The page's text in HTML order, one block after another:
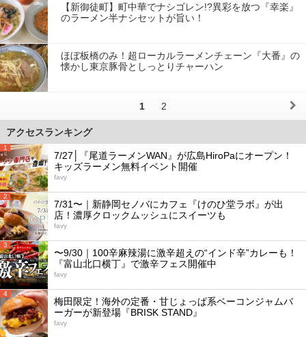
【新御徒町】町中華でナシゴレン!?異彩を放つ『幸楽』
のラーメン半ナシセットが旨い！
ほぼ板橋のみ！超ローカルラーメンチェーン『大番』の
懐かし東京豚骨としっとりチャーハン
1 2
アクセスランキング
1
7/27│『尾道ラーメンWAN』が広島HiroPaにオープン！
キッズラーメン無料イベント開催
favy
2
7/31〜｜新静岡セノバにカフェ『けのひ堂ラボ』が出
店！濃厚クロックムッシュにスイーツも
favy
3
〜9/30｜100辛麻辣湯に激辛超えの“インド辛”カレーも！
『富山北口横丁』で激辛フェス開催中
favy
4
梅田限定！海外の定番・甘じょっぱ系ベーコンジャムバ
ーガーが新登場『BRISK STAND』
favy